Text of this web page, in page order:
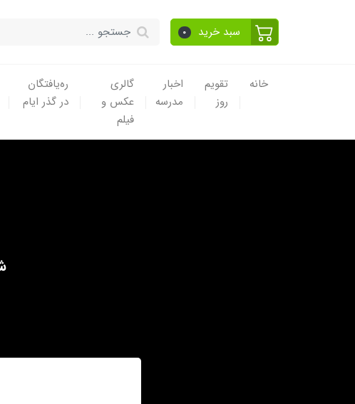
سبد خرید 0
خانه
تقویم
روز
اخبار
مدرسه
گالری
عکس و
فیلم
ره‌یافتگان
در گذر ایام